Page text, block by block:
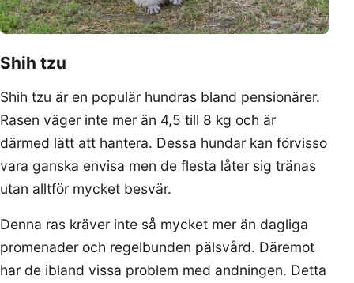
Shih tzu
Shih tzu är en populär hundras bland pensionärer.
Rasen väger inte mer än 4,5 till 8 kg och är
därmed lätt att hantera. Dessa hundar kan förvisso
vara ganska envisa men de flesta låter sig tränas
utan alltför mycket besvär.
Denna ras kräver inte så mycket mer än dagliga
promenader och regelbunden pälsvård. Däremot
har de ibland vissa problem med andningen. Detta